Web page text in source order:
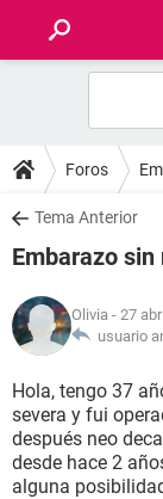
FOROS
SALUD
NUTRICIÓN
BIENESTAR
SEXUALIDAD
Foros
Tema Anterior
Embarazo
Olivia - 27
usuario
Hola, tengo 37
severa y fui
después neo
desde hace 2
alguna